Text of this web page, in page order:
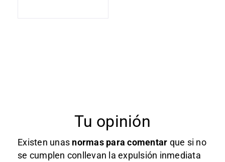
Tu opinión
Existen unas normas para comentar que si no
se cumplen conllevan la expulsión inmediata